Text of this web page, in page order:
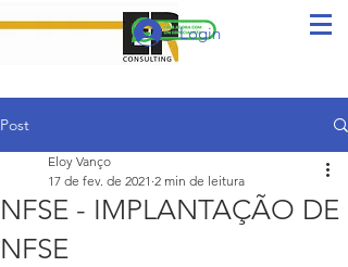
Login
Post
NFSE - IMPLANTAÇÃO DE
NFSE
Eloy Vanço
17 de fev. de 2021 2 min de leitura